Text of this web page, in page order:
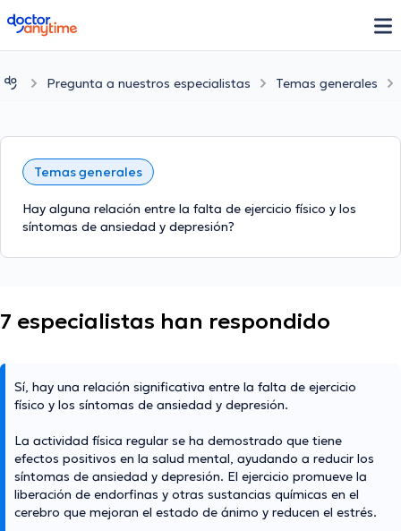
doctoranytime
Pregunta a nuestros especialistas Temas generales
Temas generales
Hay alguna relación entre la falta de ejercicio físico y los
síntomas de ansiedad y depresión?
7 especialistas han respondido
Sí, hay una relación significativa entre la falta de ejercicio
físico y los síntomas de ansiedad y depresión.
La actividad física regular se ha demostrado que tiene
efectos positivos en la salud mental, ayudando a reducir los
síntomas de ansiedad y depresión. El ejercicio promueve la
liberación de endorfinas y otras sustancias químicas en el
cerebro que mejoran el estado de ánimo y reducen el estrés.